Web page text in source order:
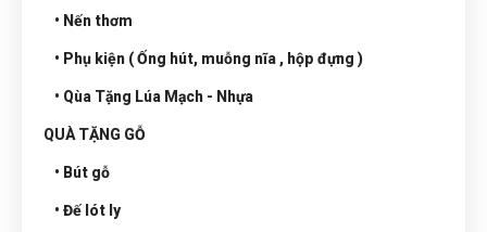
• Nến thơm
• Phụ kiện ( Ống hút, muỗng nĩa , hộp đựng )
• Qùa Tặng Lúa Mạch - Nhựa
QUÀ TẶNG GỖ
• Bút gỗ
• Đế lót ly